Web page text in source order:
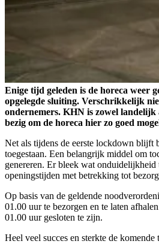
Enige tijd geleden is de horeca weer
opgelegde sluiting. Verschrikkelijk
ondernemers. KHN is zowel
bezig om de horeca hier zo goed
Net als tijdens de eerste lockdown blijft
toegestaan. Een belangrijk middel om
genereren. Er bleek wat onduidelijkheid
openingstijden met betrekking tot
Op basis van de geldende
01.00 uur te bezorgen en te laten
01.00 uur gesloten te zijn.
Heel veel succes en sterkte de komende